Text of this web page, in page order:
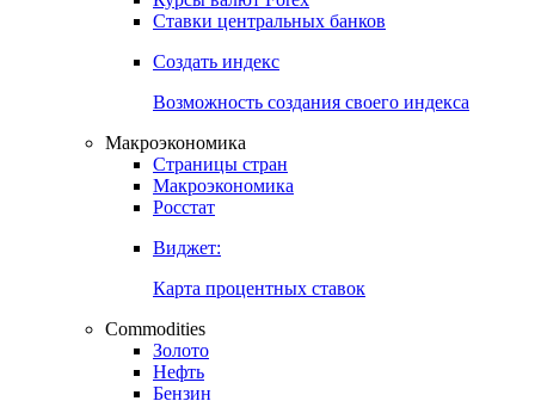
Ставки центральных банков
Создать индекс
Возможность создания своего индекса
Макроэкономика
Страницы стран
Макроэкономика
Росстат
Виджет:
Карта процентных ставок
Commodities
Золото
Нефть
Бензин